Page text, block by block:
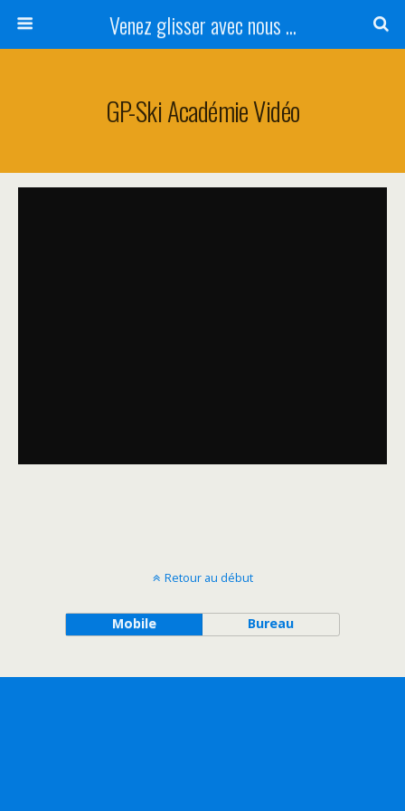
Venez glisser avec nous ...
GP-Ski Académie Vidéo
Retour au début
Mobile Bureau